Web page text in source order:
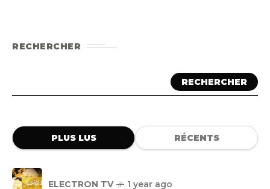
RECHERCHER
RECHERCHER
PLUS LUS RÉCENTS
ELECTRON TV 1 year ago